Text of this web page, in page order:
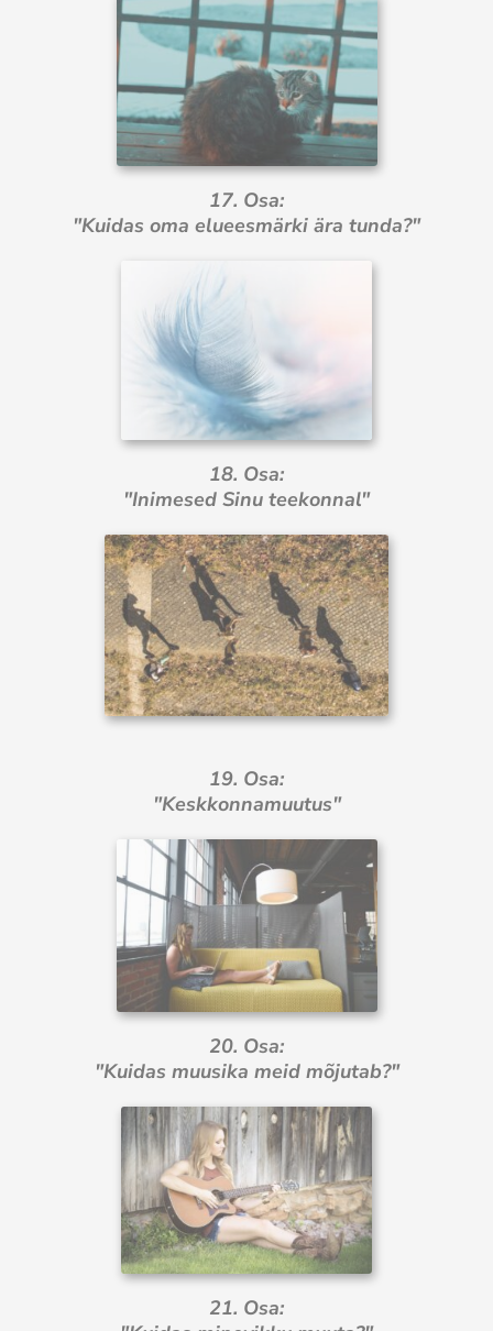
17. Osa:
"Kuidas oma elueesmärki ära tunda?"
18. Osa:
"Inimesed Sinu teekonnal"
19. Osa:
"Keskkonnamuutus"
20. Osa:
"Kuidas muusika meid mõjutab?"
21. Osa: